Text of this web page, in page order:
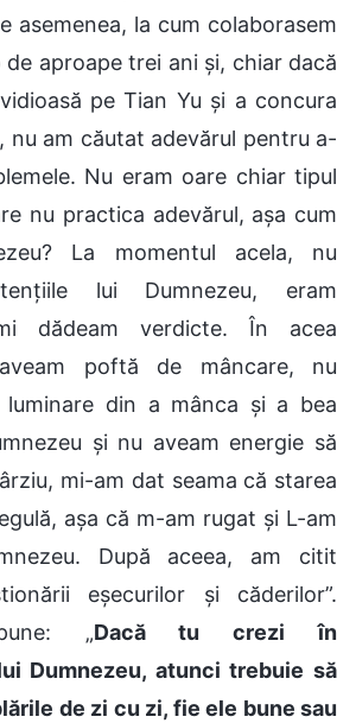
asemenea, la cum colaborasem
aproape trei ani și, chiar dacă
pe Tian Yu și a concura
nu am căutat adevărul pentru a-
Nu eram oare chiar tipul
nu practica adevărul, așa cum
La momentul acela, nu
lui Dumnezeu, eram
dădeam verdicte. În acea
poftă de mâncare, nu
luminare din a mânca și a bea
și nu aveam energie să
mi-am dat seama că starea
așa că m-am rugat și L-am
După aceea, am citit
eșecurilor și căderilor”.
„Dacă tu crezi în
Dumnezeu, atunci trebuie să
de zi cu zi, fie ele bune sau